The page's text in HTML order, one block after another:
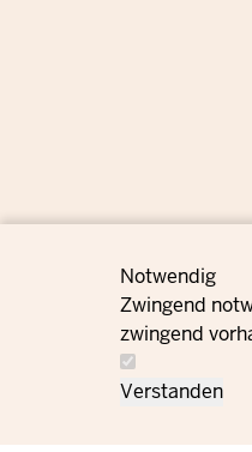
Notwendig
Zwingend
zwingend
Verstanden